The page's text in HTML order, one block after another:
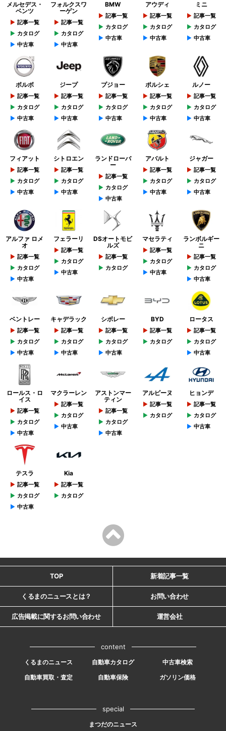
メルセデス・
ベンツ
記事一覧
カタログ
中古車
フォルクスワ
ーゲン
記事一覧
カタログ
中古車
BMW
記事一覧
カタログ
中古車
アウディ
記事一覧
カタログ
中古車
ミニ
記事一覧
カタログ
中古車
ボルボ
記事一覧
カタログ
中古車
ジープ
記事一覧
カタログ
中古車
プジョー
記事一覧
カタログ
中古車
ポルシェ
記事一覧
カタログ
中古車
ルノー
記事一覧
カタログ
中古車
フィアット
記事一覧
カタログ
中古車
シトロエン
記事一覧
カタログ
中古車
ランドローバ
ー
記事一覧
カタログ
中古車
アバルト
記事一覧
カタログ
中古車
ジャガー
記事一覧
カタログ
中古車
アルファ ロメ
オ
記事一覧
カタログ
中古車
フェラーリ
記事一覧
カタログ
中古車
DSオートモビ
ルズ
記事一覧
カタログ
マセラティ
記事一覧
カタログ
中古車
ランボルギー
ニ
記事一覧
カタログ
中古車
ベントレー
記事一覧
カタログ
中古車
キャデラック
記事一覧
カタログ
中古車
シボレー
記事一覧
カタログ
中古車
BYD
記事一覧
カタログ
ロータス
記事一覧
カタログ
中古車
ロールス・ロ
イス
記事一覧
カタログ
中古車
マクラーレン
記事一覧
カタログ
中古車
アストンマー
ティン
記事一覧
カタログ
中古車
アルピーヌ
記事一覧
カタログ
ヒョンデ
記事一覧
カタログ
中古車
テスラ
記事一覧
カタログ
中古車
Kia
記事一覧
カタログ
TOP 新着記事一覧
くるまのニュースとは？ お問い合わせ
広告掲載に関するお問い合わせ 運営会社
content
くるまのニュース 自動車カタログ
中古車検索
自動車買取・査定
自動車保険 ガソリン価格
special
まつだのニュース